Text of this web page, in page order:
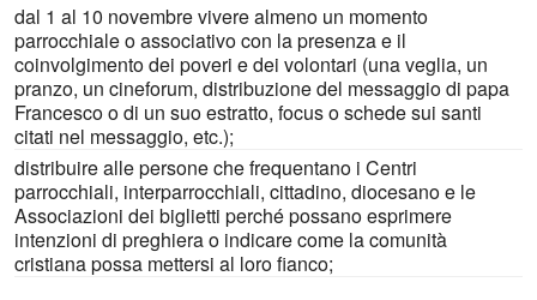
dal 1 al 10 novembre vivere almeno un momento
parrocchiale o associativo con la presenza e il
coinvolgimento dei poveri e dei volontari (una veglia, un
pranzo, un cineforum, distribuzione del messaggio di papa
Francesco o di un suo estratto, focus o schede sui santi
citati nel messaggio, etc.);
distribuire alle persone che frequentano i Centri
parrocchiali, interparrocchiali, cittadino, diocesano e le
Associazioni dei biglietti perché possano esprimere
intenzioni di preghiera o indicare come la comunità
cristiana possa mettersi al loro fianco;